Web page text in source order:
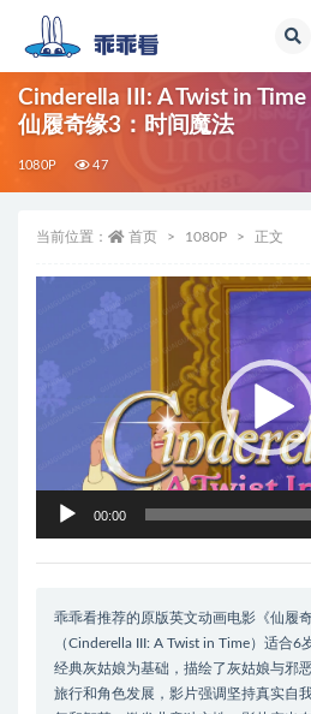
Cinderella III: A Twist in Time
仙履奇缘3：时间魔法
1080P 47
当前位置： 首页 1080P 正文
放
器
00:00
乖乖看推荐的原版英文动画电影《仙履
（Cinderella III: A Twist in Time）适合
经典灰姑娘为基础，描绘了灰姑娘与邪
旅行和角色发展，影片强调坚持真实自